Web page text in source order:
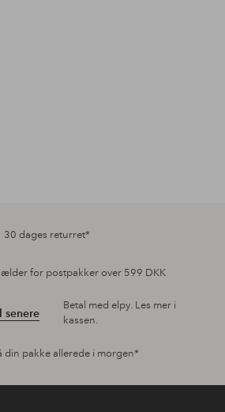
30 dages returret*
for postpakker over 599 DKK
senere
Betal med elpy. Les mer i
kassen.
din pakke allerede i morgen*